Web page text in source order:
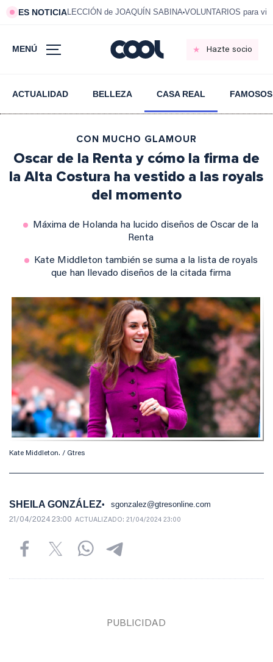
ES NOTICIALECCIÓN de JOAQUÍN SABINA VOLUNTARIOS para
MENÚ Hazte socio
ACTUALIDAD BELLEZA CASA REAL FAMOSOS
CON MUCHO GLAMOUR
Oscar de la Renta y cómo la firma de
la Alta Costura ha vestido a las royals
del momento
Máxima de Holanda ha lucido diseños de Oscar de la
Renta
Kate Middleton también se suma a la lista de royals
que han llevado diseños de la citada firma
Kate Middleton. / Gtres
SHEILA GONZÁLEZ sgonzalez@gtresonline.com
21/04/2024 23:00 ACTUALIZADO: 21/04/2024 23:00